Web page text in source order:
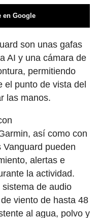
en Google
son unas gafas
AI y una cámara de
permitiendo
el punto de vista del
las manos.
así como con
pueden
alertas e
la actividad.
de audio
viento de hasta 48
al agua, polvo y